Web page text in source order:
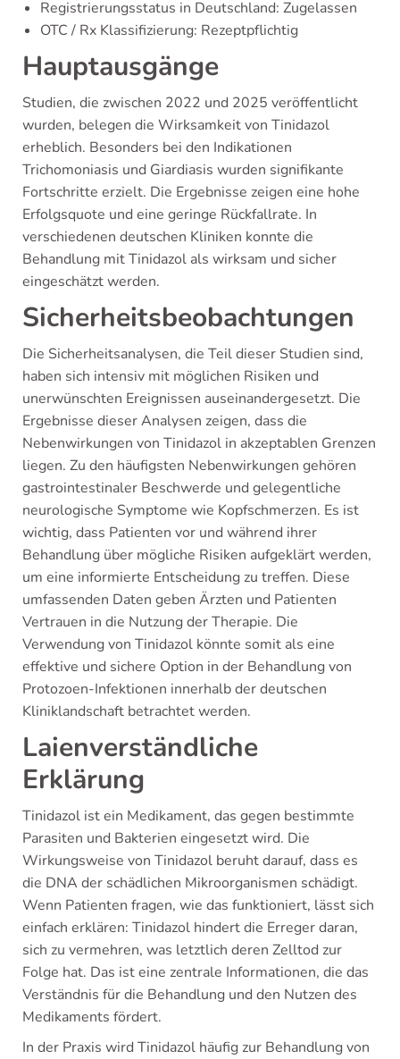
Registrierungsstatus in Deutschland: Zugelassen
OTC / Rx Klassifizierung: Rezeptpflichtig
Hauptausgänge
Studien, die zwischen 2022 und 2025 veröffentlicht
wurden, belegen die Wirksamkeit von Tinidazol
erheblich. Besonders bei den Indikationen
Trichomoniasis und Giardiasis wurden signifikante
Fortschritte erzielt. Die Ergebnisse zeigen eine hohe
Erfolgsquote und eine geringe Rückfallrate. In
verschiedenen deutschen Kliniken konnte die
Behandlung mit Tinidazol als wirksam und sicher
eingeschätzt werden.
Sicherheitsbeobachtungen
Die Sicherheitsanalysen, die Teil dieser Studien sind,
haben sich intensiv mit möglichen Risiken und
unerwünschten Ereignissen auseinandergesetzt. Die
Ergebnisse dieser Analysen zeigen, dass die
Nebenwirkungen von Tinidazol in akzeptablen Grenzen
liegen. Zu den häufigsten Nebenwirkungen gehören
gastrointestinaler Beschwerde und gelegentliche
neurologische Symptome wie Kopfschmerzen. Es ist
wichtig, dass Patienten vor und während ihrer
Behandlung über mögliche Risiken aufgeklärt werden,
um eine informierte Entscheidung zu treffen. Diese
umfassenden Daten geben Ärzten und Patienten
Vertrauen in die Nutzung der Therapie. Die
Verwendung von Tinidazol könnte somit als eine
effektive und sichere Option in der Behandlung von
Protozoen-Infektionen innerhalb der deutschen
Kliniklandschaft betrachtet werden.
Laienverständliche
Erklärung
Tinidazol ist ein Medikament, das gegen bestimmte
Parasiten und Bakterien eingesetzt wird. Die
Wirkungsweise von Tinidazol beruht darauf, dass es
die DNA der schädlichen Mikroorganismen schädigt.
Wenn Patienten fragen, wie das funktioniert, lässt sich
einfach erklären: Tinidazol hindert die Erreger daran,
sich zu vermehren, was letztlich deren Zelltod zur
Folge hat. Das ist eine zentrale Informationen, die das
Verständnis für die Behandlung und den Nutzen des
Medikaments fördert.
In der Praxis wird Tinidazol häufig zur Behandlung von